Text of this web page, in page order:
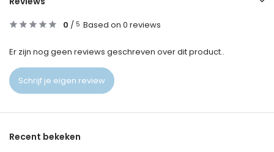
0 / 5 Based on 0 reviews
Er zijn nog geen reviews geschreven over dit product..
Schrijf je eigen review
Recent bekeken